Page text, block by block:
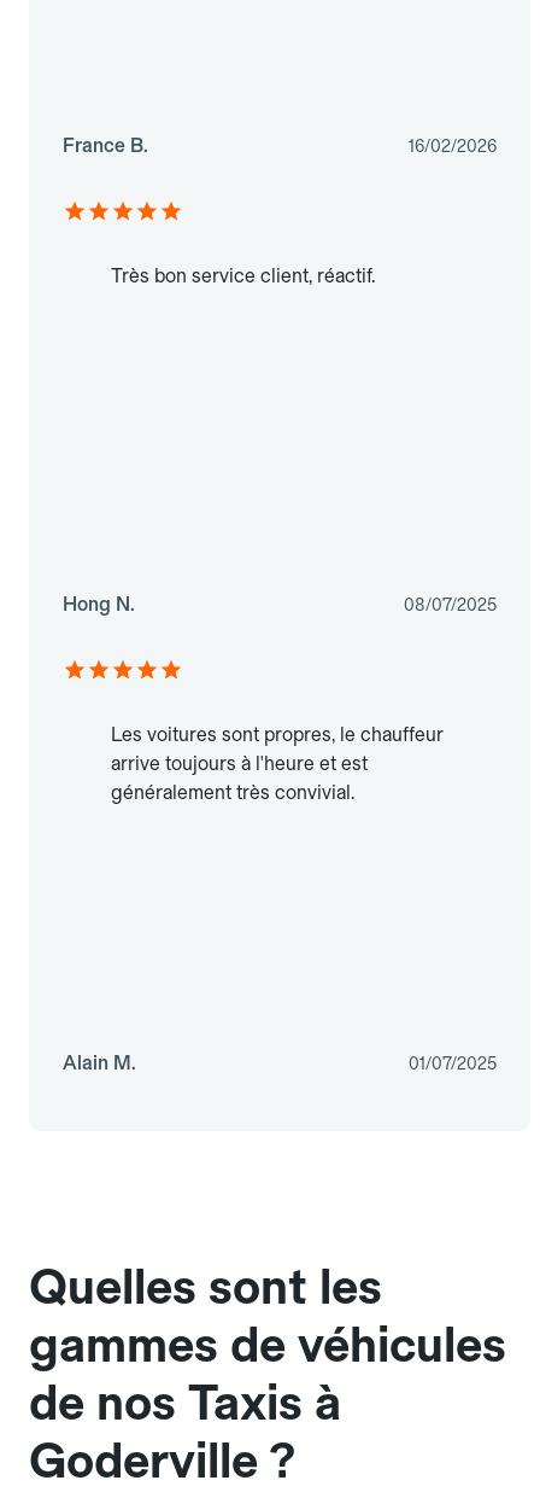
France B. 16/02/2026
Très bon service client, réactif.
Hong N. 08/07/2025
Les voitures sont propres, le chauffeur
arrive toujours à l'heure et est
généralement très convivial.
Alain M. 01/07/2025
Quelles sont les
gammes de véhicules
de nos Taxis à
Goderville ?